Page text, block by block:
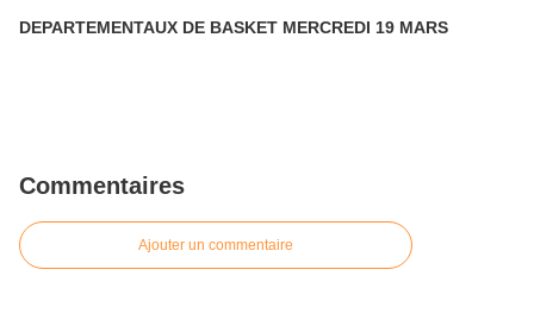
DEPARTEMENTAUX DE BASKET MERCREDI 19 MARS
Commentaires
Ajouter un commentaire